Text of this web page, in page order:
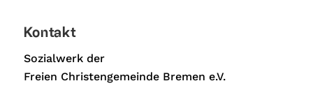
Kontakt
Sozialwerk der
Freien Christengemeinde Bremen e.V.